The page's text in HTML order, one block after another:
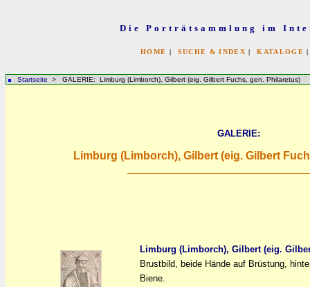
Die Porträtsammlung im
HOME | SUCHE & INDEX |KATALOGE
Startseite > GALERIE: Limburg (Limborch), Gilbert (eig. Gilbert Fuchs, gen. Philaretus)
GALERIE:
Limburg (Limborch), Gilbert (eig. Gilbert
Limburg (Limborch), Gilbert (eig.
Brustbild, beide Hände auf Brüstung,
Biene.